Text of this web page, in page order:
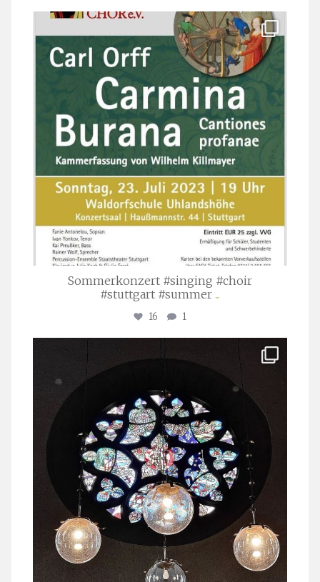
stuttgarter_oratorienchor
Juli 22
Sommerkonzert #singing #choir
#stuttgart #summer ...
16 1
Apr. 1